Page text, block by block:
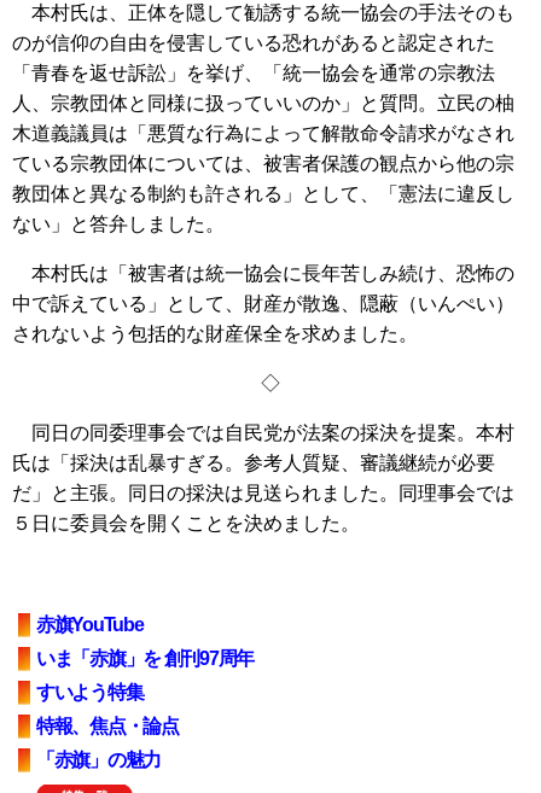
本村氏は、正体を隠して勧誘する統一協会の手法そのも
のが信仰の自由を侵害している恐れがあると認定された
「青春を返せ訴訟」を挙げ、「統一協会を通常の宗教法
人、宗教団体と同様に扱っていいのか」と質問。立民の柚
木道義議員は「悪質な行為によって解散命令請求がなされ
ている宗教団体については、被害者保護の観点から他の宗
教団体と異なる制約も許される」として、「憲法に違反し
ない」と答弁しました。
本村氏は「被害者は統一協会に長年苦しみ続け、恐怖の
中で訴えている」として、財産が散逸、隠蔽（いんぺい）
されないよう包括的な財産保全を求めました。
◇
同日の同委理事会では自民党が法案の採決を提案。本村
氏は「採決は乱暴すぎる。参考人質疑、審議継続が必要
だ」と主張。同日の採決は見送られました。同理事会では
５日に委員会を開くことを決めました。
赤旗YouTube
いま「赤旗」を 創刊97周年
すいよう特集
特報、焦点・論点
「赤旗」の魅力